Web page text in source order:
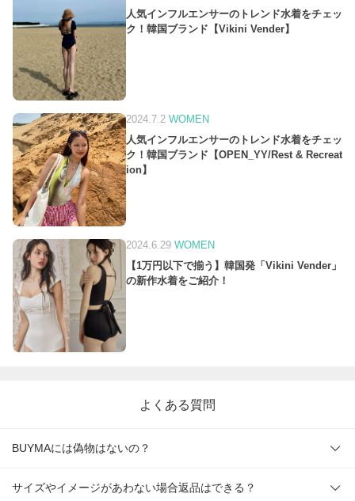
人気インフルエンサーのトレンド水着をチェッ
ク！韓国ブランド【Vikini Vender】
2024.7.2 WOMEN
人気インフルエンサーのトレンド水着をチェッ
ク！韓国ブランド【OPEN_YY/Rest & Recreat
ion】
2024.6.29 WOMEN
【1万円以下で揃う】韓国発「Vikini Vender」
の新作水着をご紹介！
よくある質問
BUYMAには偽物はないの？
サイズやイメージがあわない場合返品はできる？